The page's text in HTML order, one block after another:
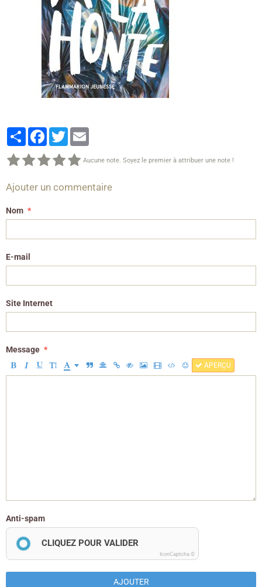
PartagerFacebook
Twitter
Aucune note. Soyez le premier à attribuer une note !
Ajouter un commentaire
Nom
E-mail
Site Internet
Message
APERÇU
Anti-spam
CLIQUEZ POUR VALIDER
IconCaptcha ©
AJOUTER